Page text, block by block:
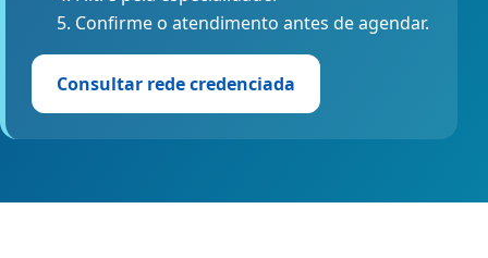
Confirme o atendimento antes de agendar.
Consultar rede credenciada